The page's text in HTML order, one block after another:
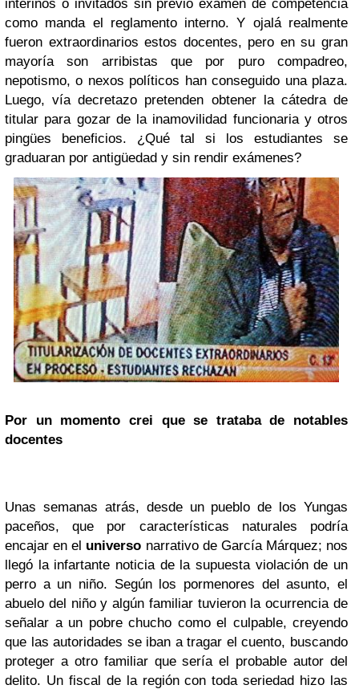
interinos o invitados sin previo examen de competencia
como manda el reglamento interno. Y ojalá realmente
fueron extraordinarios estos docentes, pero en su gran
mayoría son arribistas que por puro compadreo,
nepotismo, o nexos políticos han conseguido una plaza.
Luego, vía decretazo pretenden obtener la cátedra de
titular para gozar de la inamovilidad funcionaria y otros
pingües beneficios. ¿Qué tal si los estudiantes se
graduaran por antigüedad y sin rendir exámenes?
Por un momento crei que se trataba de notables
docentes
Unas semanas atrás, desde un pueblo de los Yungas
paceños, que por características naturales podría
encajar en el universo narrativo de García Márquez; nos
llegó la infartante noticia de la supuesta violación de un
perro a un niño. Según los pormenores del asunto, el
abuelo del niño y algún familiar tuvieron la ocurrencia de
señalar a un pobre chucho como el culpable, creyendo
que las autoridades se iban a tragar el cuento, buscando
proteger a otro familiar que sería el probable autor del
delito. Un fiscal de la región con toda seriedad hizo las